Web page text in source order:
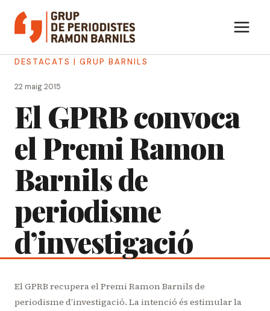
contingut
DESTACATS | GRUP BARNILS
22 maig 2015
El GPRB convoca
el Premi Ramon
Barnils de
periodisme
d’investigació
El GPRB recupera el Premi Ramon Barnils de
periodisme d’investigació. La intenció és estimular la